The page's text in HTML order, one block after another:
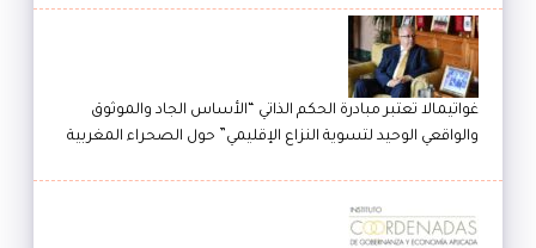
غواتيمالا تعتبر مبادرة الحكم الذاتي “الأساس الجاد والموثوق
والواقعي الوحيد لتسوية النزاع الإقليمي” حول الصحراء المغربية